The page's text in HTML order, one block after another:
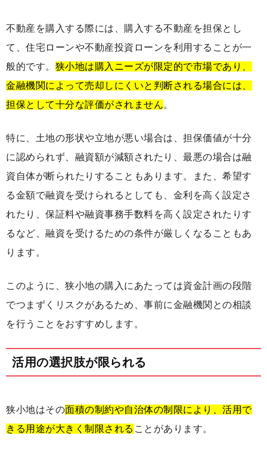
不動産を購入する際には、購入する不動産を担保とし
て、住宅ローンや不動産投資ローンを利用することが一
般的です。 狭小地は購入ニーズが限定的で市場であり、
金融機関によって売却しにくいと判断される場合には、
担保として十分な評価がされません。
特に、土地の形状や立地が悪い場合は、担保価値が十分
に認められず、融資額が減額されたり、最悪の場合は融
資自体が断られたりすることもあります。また、希望す
る金額で融資を受けられるとしても、金利を高く設定さ
れたり、保証料や融資事務手数料を高く設定されたりす
るなど、融資を受けるための条件が厳しくなることもあ
ります。
このように、狭小地の購入にあたっては資金計画の段階
でつまずくリスクがあるため、事前に金融機関との相談
を行うことをおすすめします。
活用の選択肢が限られる
狭小地はその面積の制約や自治体の制限により、活用で
きる用途が大きく制限される ことがあります。